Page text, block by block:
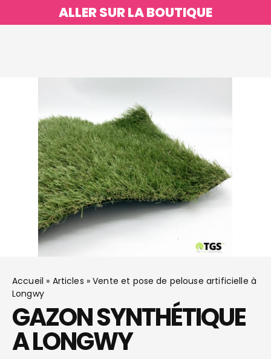
ALLER SUR LA BOUTIQUE
Accueil » Articles »Vente et pose de pelouse artificielle à
Longwy
GAZON SYNTHÉTIQUE
A LONGWY